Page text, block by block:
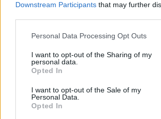
Downstream Participants that may further
Personal Data Processing Opt Outs
I want to opt-out of the Sharing of my
personal data.
Opted In
I want to opt-out of the Sale of my
Personal Data.
Opted In
Policie eskortovala 60 zadržených cizinců
Celkem 60 cizinců, zadržených pro aktivní účast
protestních akcích v Praze, eskortovala dnes
do jednoho ze svých záchytných zařízení, sdělil
Skupiny pro styk s veřejností PP ČR. S 31 cizinci
řízení o správním vyhoštění.
KCP: Zápisky z mrtvého domu
27.9.2000 16:30 | PRAHA (EkoList)